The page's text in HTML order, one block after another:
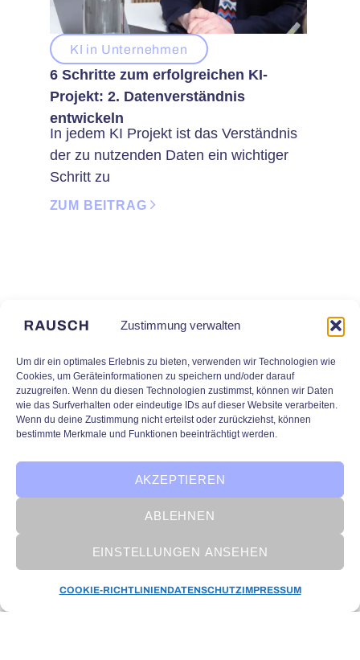
Zustimmung verwalten
Um dir ein optimales Erlebnis zu bieten, verwenden wir Technologien wie
Cookies, um Geräteinformationen zu speichern und/oder darauf
zuzugreifen. Wenn du diesen Technologien zustimmst, können wir Daten
wie das Surfverhalten oder eindeutige IDs auf dieser Website verarbeiten.
Wenn du deine Zustimmung nicht erteilst oder zurückziehst, können
bestimmte Merkmale und Funktionen beeinträchtigt werden.
AKZEPTIEREN
ABLEHNEN
EINSTELLUNGEN ANSEHEN
COOKIE-RICHTLINIENDATENSCHUTZIMPRESSUM
KI in Unternehmen
6 Schritte zum erfolgreichen KI-
Projekt: 2. Datenverständnis
entwickeln
In jedem KI Projekt ist das Verständnis
der zu nutzenden Daten ein wichtiger
Schritt zu
ZUM BEITRAG
KI in Unternehmen
Der Circle of AI: Die wichtigsten